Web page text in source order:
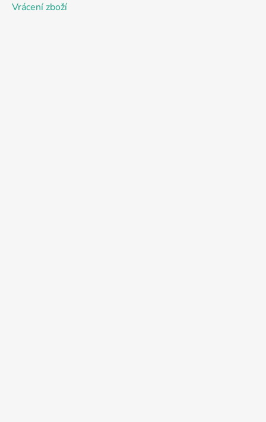
Vrácení zboží